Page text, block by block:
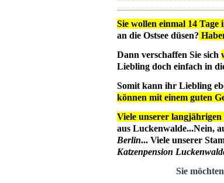
Sie wollen einmal 14 Tage
an die Ostsee düsen?
Dann verschaffen Sie sich
Liebling doch einfach in
Somit kann ihr Liebling
können mit einem guten
Viele unserer
aus Luckenwalde...Nein,
Berlin... Viele unserer
Katzenpension
Sie